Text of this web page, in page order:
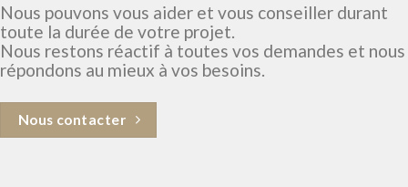
Nous pouvons vous aider et vous conseiller durant
toute la durée de votre projet.
Nous restons réactif à toutes vos demandes et nous
répondons au mieux à vos besoins.
Nous contacter